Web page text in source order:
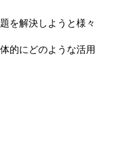
を解決しようと様々
的にどのような活用